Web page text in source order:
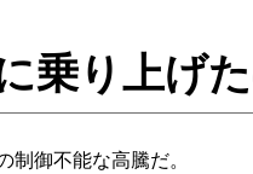
乗り上げ
御不能な高騰だ。